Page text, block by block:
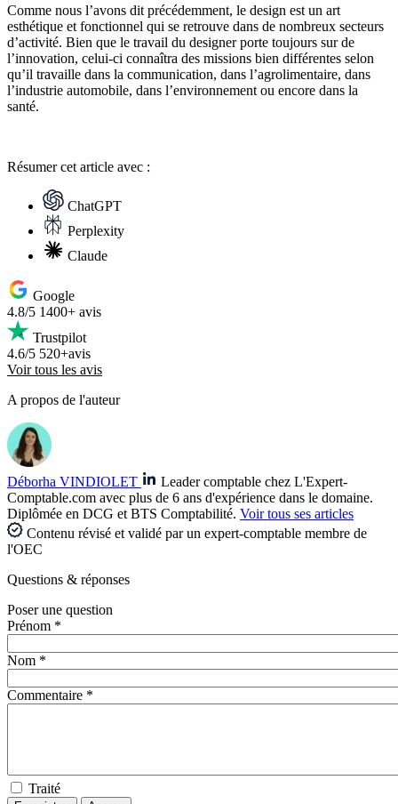
Comme nous l’avons dit précédemment, le design est un art
esthétique et fonctionnel qui se retrouve dans de nombreux secteurs
d’activité. Bien que le travail du designer porte toujours sur de
l’innovation, celui-ci connaîtra des missions bien différentes selon
qu’il travaille dans la communication, dans l’agrolimentaire, dans
l’industrie automobile, dans l’environnement ou encore dans la
santé.
Résumercet article avec :
ChatGPT
Perplexity
Claude
Google
4.8/5 1400+ avis
Trustpilot
4.6/5 520+avis
Voir tous les avis
A propos de l'auteur
Déborha VINDIOLET
Leader comptable chez L'Expert-
Comptable.com avec plus de 6 ans d'expérience dans le domaine.
Diplômée en DCG et BTS Comptabilité. Voir tous ses articles
Contenu révisé et validé par un expert-comptable membre de
l'OEC
Questions & réponses
Poser une question
Prénom *
Nom *
Commentaire *
Traité